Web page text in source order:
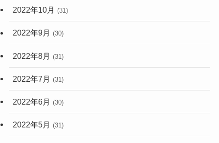
2022年10月 (31)
2022年9月 (30)
2022年8月 (31)
2022年7月 (31)
2022年6月 (30)
2022年5月 (31)